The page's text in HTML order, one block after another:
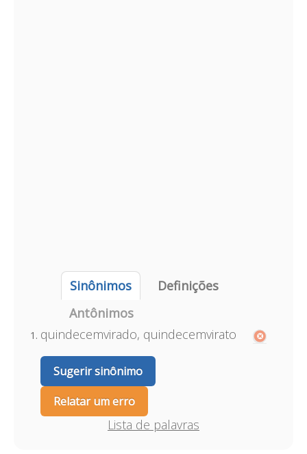
Sinônimos
Definições
Antônimos
quindecemvirado, quindecemvirato
Sugerir sinônimo
Relatar um erro
Lista de palavras